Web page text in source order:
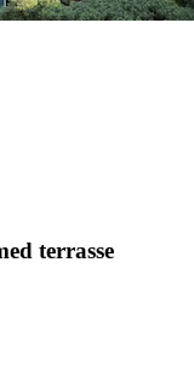
terrasse